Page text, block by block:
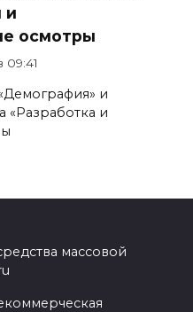
и
осмотры
09:41
и
«Разработка и
массовой